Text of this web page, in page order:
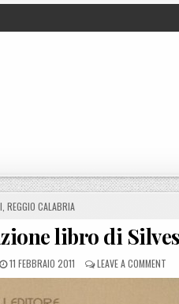
IN
REGGIO CALABRIA
libro di
POSTED ON
11 FEBBRAIO 2011 LEAVE A COMMENTON